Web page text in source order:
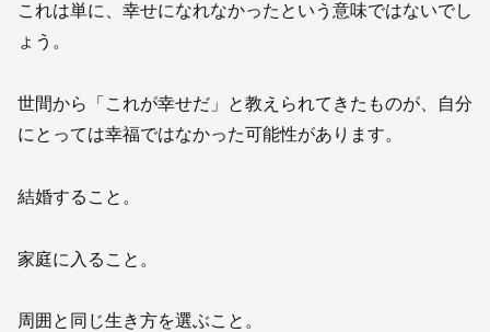
これは単に、幸せになれなかったという意味ではないでし
ょう。
世間から「これが幸せだ」と教えられてきたものが、自分
にとっては幸福ではなかった可能性があります。
結婚すること。
家庭に入ること。
周囲と同じ生き方を選ぶこと。